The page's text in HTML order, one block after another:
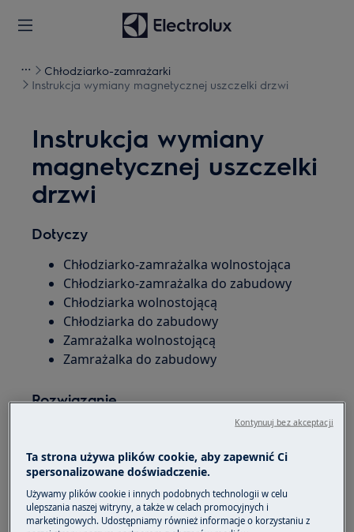
Chłodziarko-zamrażarki
Instrukcja wymiany magnetycznej uszczelki drzwi
Instrukcja wymiany
magnetycznej uszczelki
drzwi
Dotyczy
Chłodziarko-zamrażalka wolnostojąca
Chłodziarko-zamrażalka do zabudowy
Chłodziarka wolnostojącą
Chłodziarka do zabudowy
Zamrażalka wolnostojącą
Zamrażalka do zabudowy
Rozwiązanie
Ta strona używa plików cookie, aby zapewnić Ci
spersonalizowane doświadczenie.
Używamy plików cookie i innych podobnych technologii w celu
ulepszania naszej witryny, a także w celach promocyjnych i
marketingowych. Udostępniamy również informacje o korzystaniu z
Kontynuuj bez akceptacji